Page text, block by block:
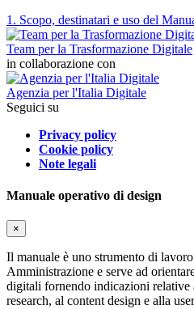
1. Scopo, destinatari e uso del
Team per la Trasformazione Digitale
in collaborazione con
Agenzia per l'Italia Digitale
Seguici su
Privacy policy
Cookie policy
Note legali
Manuale operativo di design
×
Il manuale è uno strumento di
Amministrazione e serve ad
digitali fornendo indicazioni relative
research, al content design e alla